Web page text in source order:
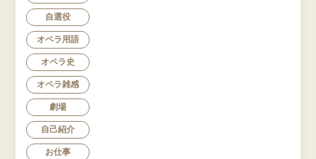
自選役
オペラ用語
オペラ史
オペラ雑感
劇場
自己紹介
お仕事